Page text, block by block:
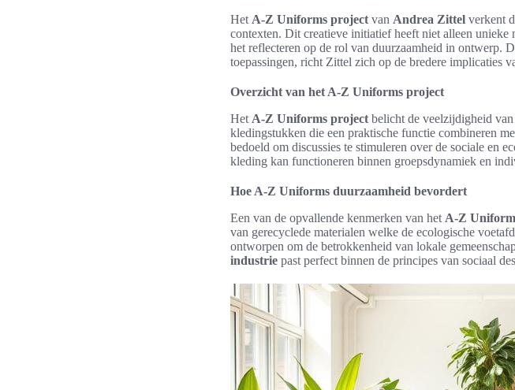
Het A-Z Uniforms project van Andrea Zittel verkent
contexten. Dit creatieve initiatief heeft niet alleen
het reflecteren op de rol van duurzaamheid in ontwerp.
toepassingen, richt Zittel zich op de bredere implicaties
Overzicht van het A-Z Uniforms project
Het A-Z Uniforms project belicht de veelzijdigheid
kledingstukken die een praktische functie combineren
bedoeld om discussies te stimuleren over de sociale en
kleding kan functioneren binnen groepsdynamiek en
Hoe A-Z Uniforms duurzaamheid bevordert
Een van de opvallende kenmerken van het A-Z
van gerecyclede materialen welke de ecologische
ontworpen om de betrokkenheid van lokale
industrie past perfect binnen de principes van sociaal